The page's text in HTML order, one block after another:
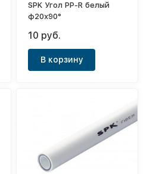
SPK Угол PP-R белый
ф20х90°
10 руб.
В корзину